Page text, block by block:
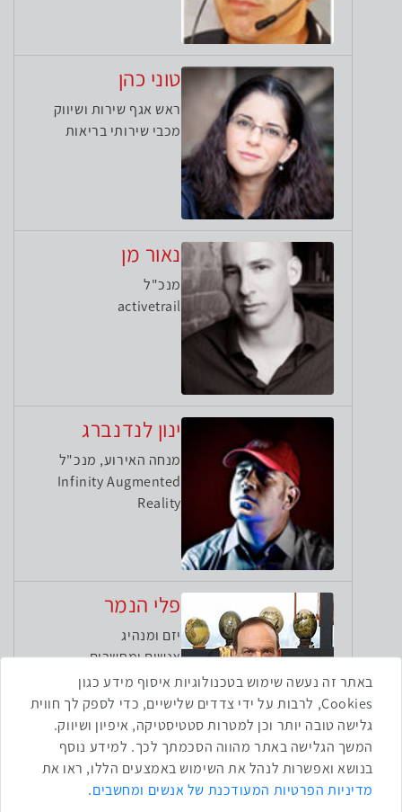
טוני כהן
ראש אגף שירות ושיווק
מכבי שירותי בריאות
נאור מן
מנכ"ל
activetrail
ינון לנדנברג
מנחה האירוע, מנכ"ל
Infinity Augmented
Reality
פלי הנמר
יזם ומנהיג
אנשים ומחשבים
שתפו ברשת
באתר זה נעשה שימוש בטכנולוגיות איסוף מידע כגון
Cookies, לרבות על ידי צדדים שלישיים, כדי לספק לך חווית
גלישה טובה יותר וכן למטרות סטטיסטיקה, איפיון ושיווק.
המשך הגלישה באתר מהווה הסכמתך לכך. למידע נוסף
בנושא ואפשרות לנהל את השימוש באמצעים הללו, ראו את
מדיניות הפרטיות המעודכנת של אנשים ומחשבים.